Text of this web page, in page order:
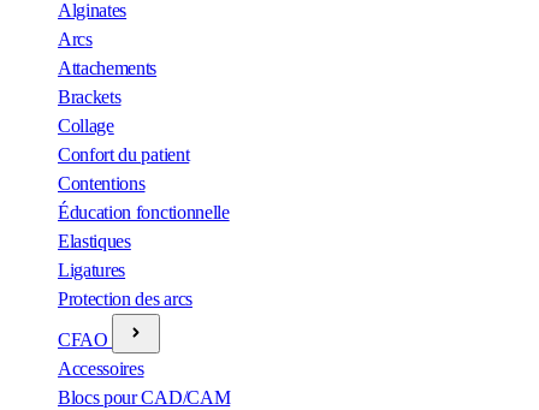
Alginates
Arcs
Attachements
Brackets
Collage
Confort du patient
Contentions
Éducation fonctionnelle
Elastiques
Ligatures
Protection des arcs
CFAO
Accessoires
Blocs pour CAD/CAM